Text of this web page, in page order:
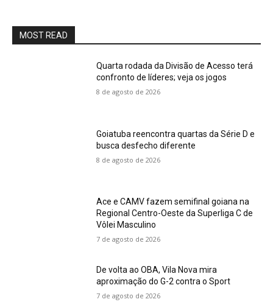
MOST READ
Quarta rodada da Divisão de Acesso terá
confronto de líderes; veja os jogos
8 de agosto de 2026
Goiatuba reencontra quartas da Série D e
busca desfecho diferente
8 de agosto de 2026
Ace e CAMV fazem semifinal goiana na
Regional Centro-Oeste da Superliga C de
Vôlei Masculino
7 de agosto de 2026
De volta ao OBA, Vila Nova mira
aproximação do G-2 contra o Sport
7 de agosto de 2026